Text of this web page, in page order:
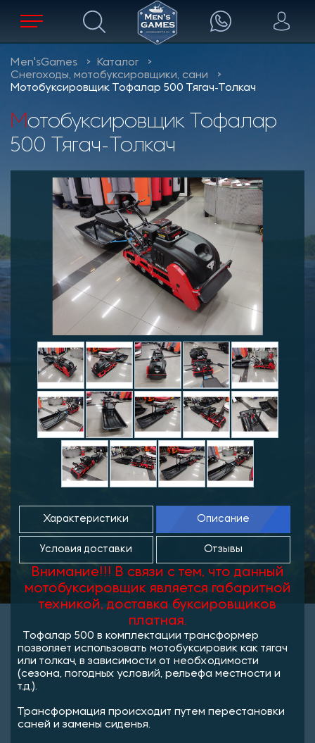
Men'sGames
Каталог
Снегоходы, мотобуксировщики, сани
Мотобуксировщик Тофалар 500 Тягач-Толкач
Мотобуксировщик Тофалар
500 Тягач-Толкач
Характеристики Описание
Условия доставки Отзывы
Внимание!!! В связи с тем, что данный
мотобуксировщик является габаритной
техникой, доставка буксировщиков
платная.
Тофалар 500 в комплектации трансформер
позволяет использовать мотобуксировик как тягач
или толкач, в зависимости от необходимости
(сезона, погодных условий, рельефа местности и
т.д.).
Трансформация происходит путем перестановки
саней и замены сиденья.